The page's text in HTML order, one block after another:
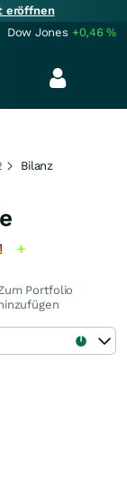
eröffnen
Dow Jones +0,46%
Bilanz
Portfolio